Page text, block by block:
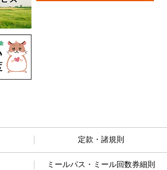
定款・諸規則
ミールパス・ミール回数券細則